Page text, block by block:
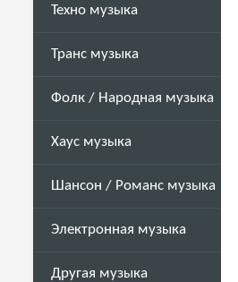
Техно музыка
Транс музыка
Фолк / Народная музыка
Хаус музыка
Шансон / Романс музыка
Электронная музыка
Другая музыка